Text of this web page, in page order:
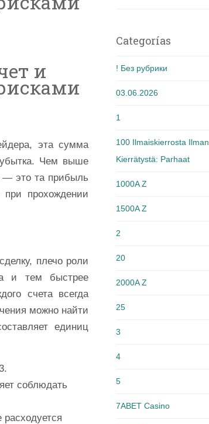
и
эта сумма
Чем выше
— это та прибыль
прохождении
плечо роли
и тем быстрее
счета всегда
можно найти
единиц
соблюдать
Categorías
! Без рубрики
03.06.2026
1
100 Ilmaiskierrosta Ilman
Kierrätystä: Parhaat
1000A Z
1500A Z
2
20
2000A Z
25
3
4
5
7ABET Casino